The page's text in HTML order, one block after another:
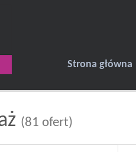
Strona główna
(81 ofert)